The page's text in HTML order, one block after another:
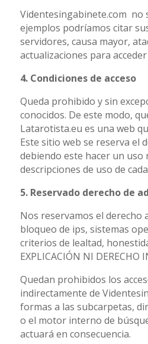
Videntesingabinete.com no
ejemplos podríamos citar
servidores, causa mayor,
actualizaciones para
4. Condiciones de acceso
Queda prohibido y sin
conocidos. De este modo,
Latarotista.eu es una web
Este sitio web se reserva el
debiendo este hacer un
descripciones de uso de
5. Reservado derecho de
Nos reservamos el derecho
bloqueo de ips, sistemas
criterios de lealtad,
EXPLICACIÓN NI
Quedan prohibidos los
indirectamente de
formas a las subcarpetas,
o el motor interno de
actuará en consecuencia.